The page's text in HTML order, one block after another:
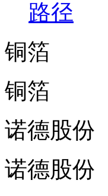
路径
铜箔
铜箔
诺德股份
诺德股份